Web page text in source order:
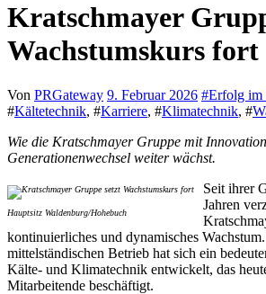
Kratschmayer
Wachstumskurs fort
Von PRGateway 9. Februar 2026 #Erfolg im
#Kältetechnik, #Karriere, #Klimatechnik, #
Wie die Kratschmayer Gruppe mit Innovation, Investitionskraft und
Generationenwechsel weiter wächst.
Hauptsitz Waldenburg/Hohebuch
Seit ihrer
Jahren
kontinuierliches und dynamisches
mittelständischen Betrieb hat sich ein
Kälte- und Klimatechnik entwickelt, das
Mitarbeitende beschäftigt.